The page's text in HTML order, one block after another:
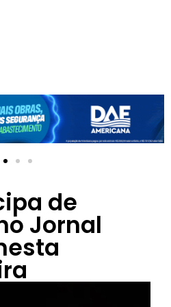
de
Jornal